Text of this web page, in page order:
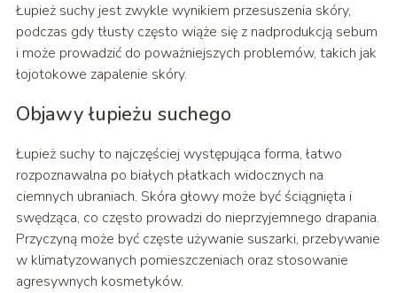
Łupież suchy jest zwykle wynikiem przesuszenia skóry,
podczas gdy tłusty często wiąże się z nadprodukcją sebum
i może prowadzić do poważniejszych problemów, takich jak
łojotokowe zapalenie skóry.
Objawy łupieżu suchego
Łupież suchy to najczęściej występująca forma, łatwo
rozpoznawalna po białych płatkach widocznych na
ciemnych ubraniach. Skóra głowy może być ściągnięta i
swędząca, co często prowadzi do nieprzyjemnego drapania.
Przyczyną może być częste używanie suszarki, przebywanie
w klimatyzowanych pomieszczeniach oraz stosowanie
agresywnych kosmetyków.